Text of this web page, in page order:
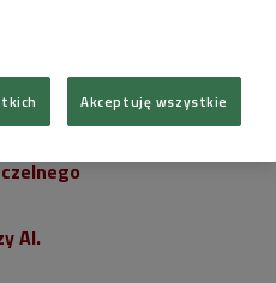
Al.
Akceptuję wszystkie